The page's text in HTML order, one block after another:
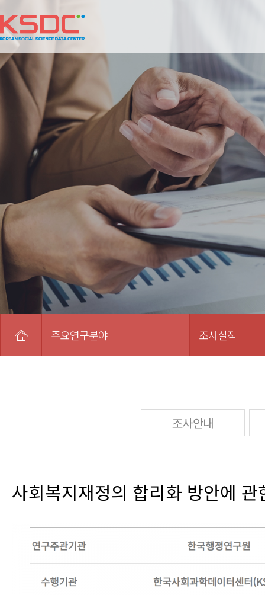
주요연구분야 조사실적
조사안내
사회복지재정의 합리화 방안에 관